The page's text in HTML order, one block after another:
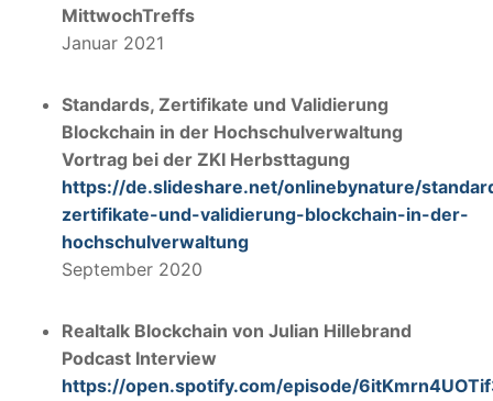
MittwochTreffs
Januar 2021
Standards, Zertifikate und Validierung
Blockchain in der Hochschulverwaltung
Vortrag bei der ZKI Herbsttagung
https://de.slideshare.net/onlinebynature/
zertifikate-und-validierung-blockchain-in-der-
hochschulverwaltung
September 2020
Realtalk Blockchain von Julian Hillebrand
Podcast Interview
https://open.spotify.com/episode/